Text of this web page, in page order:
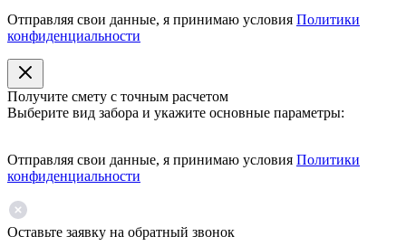
Отправляя свои данные, я принимаю условия Политики
конфиденциальности
Получите смету с точным расчетом
Выберите вид забора и укажите основные параметры:
Отправляя свои данные, я принимаю условия Политики
конфиденциальности
Оставьте заявку на обратный звонок